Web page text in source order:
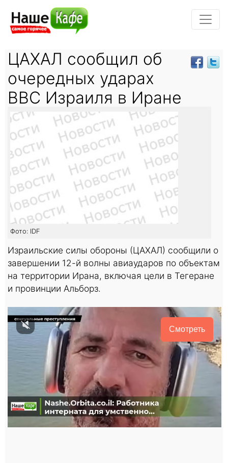
ЦАХАЛ сообщил об
очередных ударах
ВВС Израиля в Иране
Фото: IDF
Израильские силы обороны (ЦАХАЛ) сообщили о
завершении 12-й волны авиаударов по объектам
на территории Ирана, включая цели в Тегеране
и провинции Альборз.
Смотреть